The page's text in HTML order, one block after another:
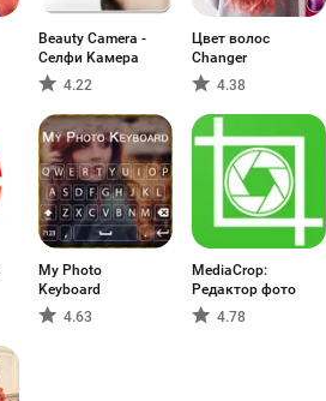
Beauty Camera -
Селфи Kамера
4.22
Цвет волос
Changer
4.38
My Photo
Keyboard
4.63
MediaCrop:
Редактор фото
4.78